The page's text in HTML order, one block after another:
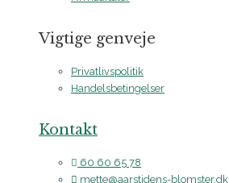
Vigtige genveje
Privatlivspolitik
Handelsbetingelser
Kontakt
60 60 65 78
mette@aarstidens-blomster.dk